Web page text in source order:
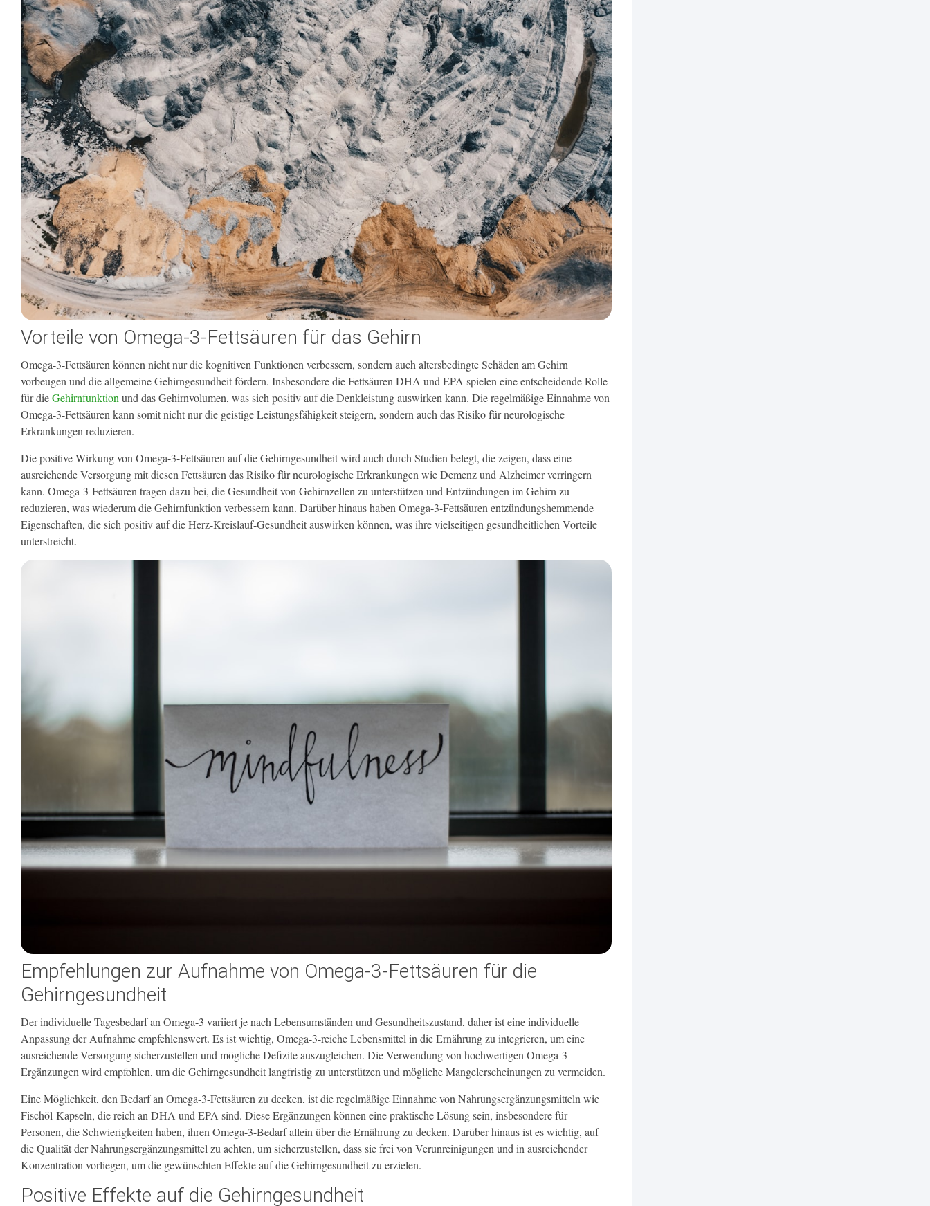
Vorteile von Omega-3-Fettsäuren für das Gehirn
Omega-3-Fettsäuren können nicht nur die kognitiven Funktionen verbessern, sondern auch altersbedingte Schäden am Gehirn
vorbeugen und die allgemeine Gehirngesundheit fördern. Insbesondere die Fettsäuren DHA und EPA spielen eine entscheidende Rolle
für dieGehirnfunktionund das Gehirnvolumen, was sich positiv auf die Denkleistung auswirken kann. Die regelmäßige Einnahme von
Omega-3-Fettsäuren kann somit nicht nur die geistige Leistungsfähigkeit steigern, sondern auch das Risiko für neurologische
Erkrankungen reduzieren.
Die positive Wirkung von Omega-3-Fettsäuren auf die Gehirngesundheit wird auch durch Studien belegt, die zeigen, dass eine
ausreichende Versorgung mit diesen Fettsäuren das Risiko für neurologische Erkrankungen wie Demenz und Alzheimer verringern
kann. Omega-3-Fettsäuren tragen dazu bei, die Gesundheit von Gehirnzellen zu unterstützen und Entzündungen im Gehirn zu
reduzieren, was wiederum die Gehirnfunktion verbessern kann. Darüber hinaus haben Omega-3-Fettsäuren entzündungshemmende
Eigenschaften, die sich positiv auf die Herz-Kreislauf-Gesundheit auswirken können, was ihre vielseitigen gesundheitlichen Vorteile
unterstreicht.
Empfehlungen zur Aufnahme von Omega-3-Fettsäuren für die
Gehirngesundheit
Der individuelle Tagesbedarf an Omega-3 variiert je nach Lebensumständen und Gesundheitszustand, daher ist eine individuelle
Anpassung der Aufnahme empfehlenswert. Es ist wichtig, Omega-3-reiche Lebensmittel in die Ernährung zu integrieren, um eine
ausreichende Versorgung sicherzustellen und mögliche Defizite auszugleichen. Die Verwendung von hochwertigen Omega-3-
Ergänzungen wird empfohlen, um die Gehirngesundheit langfristig zu unterstützen und mögliche Mangelerscheinungen zu vermeiden.
Eine Möglichkeit, den Bedarf an Omega-3-Fettsäuren zu decken, ist die regelmäßige Einnahme von Nahrungsergänzungsmitteln wie
Fischöl-Kapseln, die reich an DHA und EPA sind. Diese Ergänzungen können eine praktische Lösung sein, insbesondere für
Personen, die Schwierigkeiten haben, ihren Omega-3-Bedarf allein über die Ernährung zu decken. Darüber hinaus ist es wichtig, auf
die Qualität der Nahrungsergänzungsmittel zu achten, um sicherzustellen, dass sie frei von Verunreinigungen und in ausreichender
Konzentration vorliegen, um die gewünschten Effekte auf die Gehirngesundheit zu erzielen.
Positive Effekte auf die Gehirngesundheit